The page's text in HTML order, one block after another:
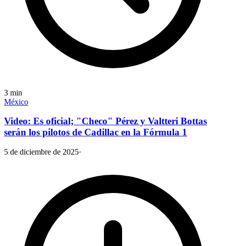
3 min
México
Video: Es oficial; "Checo" Pérez y Valtteri Bottas
serán los pilotos de Cadillac en la Fórmula 1
5 de diciembre de 2025·